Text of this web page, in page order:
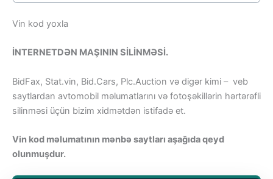
Vin kod yoxla
İNTERNETDƏN MAŞININ SİLİNMƏSİ.
BidFax, Stat.vin, Bid.Cars, Plc.Auction və digər kimi – veb
saytlardan avtomobil məlumatlarını və fotoşəkillərin hərtərəfli
silinməsi üçün bizim xidmətdən istifadə et.
Vin kod məlumatının mənbə saytları aşağıda qeyd
olunmuşdur.